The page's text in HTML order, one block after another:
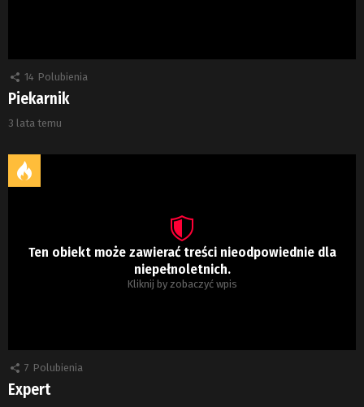
14 Polubienia
Piekarnik
3 lata temu
Ten obiekt może zawierać treści nieodpowiednie dla
niepełnoletnich.
Kliknij by zobaczyć wpis
7 Polubienia
Expert